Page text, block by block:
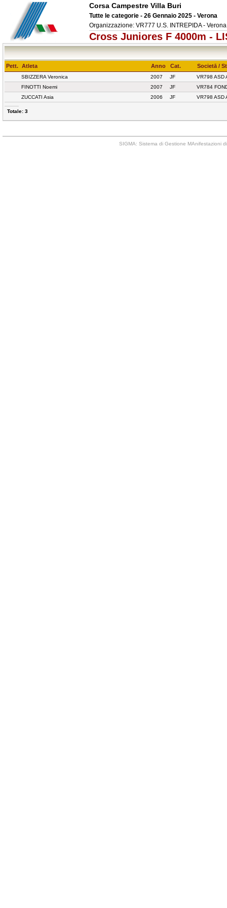
Corsa Campestre Villa Buri
Tutte le categorie - 26 Gennaio 2025 - Verona
Organizzazione: VR777 U.S. INTREPIDA - Verona
Cross Juniores F 4000m -
Pett. Atleta Anno Cat. Societā /
SBIZZERA Veronica 2007 JF
VR798 ASD
FINOTTI Noemi
2007 JF
VR784
ZUCCATI Asia
2006 JF VR798 ASD
Totale: 3
SIGMA: Sistema di Gestione MAnifestazioni